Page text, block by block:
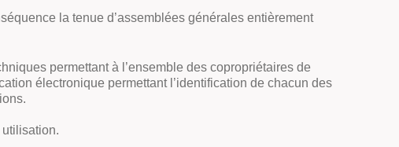
la tenue d’assemblées générales entièrement
permettant à l’ensemble des copropriétaires de
électronique permettant l’identification de chacun des